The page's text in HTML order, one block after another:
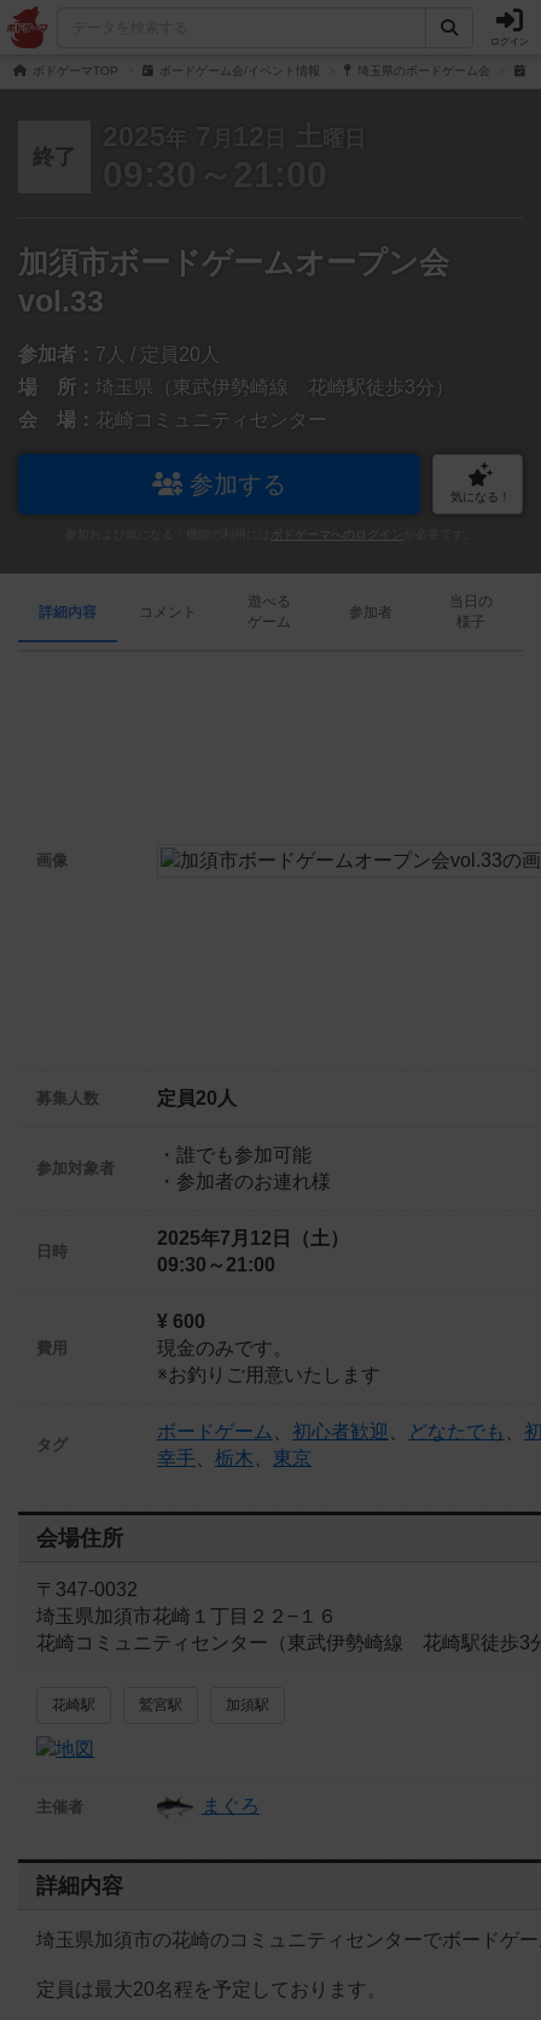
ログイン
ボドゲーマTOP ボードゲーム会/イベント情報 埼玉県のボードゲーム会
終了
2025 年 7 月 12 土 曜日
09:30～21:00
加須市ボードゲームオープン会
vol.33
参加者： 7人 / 定員20人
場 所： 埼玉県（東武伊勢崎線 花崎駅徒歩3分）
会 場： 花崎コミュニティセンター
参加する 気になる！
ボドゲーマへのログイン
詳細内容 コメント
遊べる
ゲーム
参加者
当日の
様子
画像
募集人数 定員20人
参加対象者
・誰でも参加可能
・参加者のお連れ様
日時
2025年7月12日（土）
09:30～21:00
費用
¥ 600
現金のみです。
※お釣りご用意いたします
タグ
ボードゲーム 初心者歓迎 どなたでも
幸手
栃木 東京
会場住所
〒347-0032
埼玉県加須市花崎１丁目２２−１６
花崎コミュニティセンター（東武伊勢崎線 花崎駅徒歩3
花崎駅 鷲宮駅 加須駅
主催者 まぐろ
詳細内容
埼玉県加須市の花崎のコミュニティセンターでボードゲ
定員は最大20名程を予定しております。